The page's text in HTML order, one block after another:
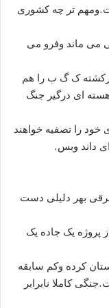
تر چه کشوری
می ماند وفرو می
ک گ ب را هم
ای درگیر جنگ
خود را تصفیه خواهند
داند وبس.
بهر دلیلی دست
پروژه یک جاده یک
کاملا نابرابر